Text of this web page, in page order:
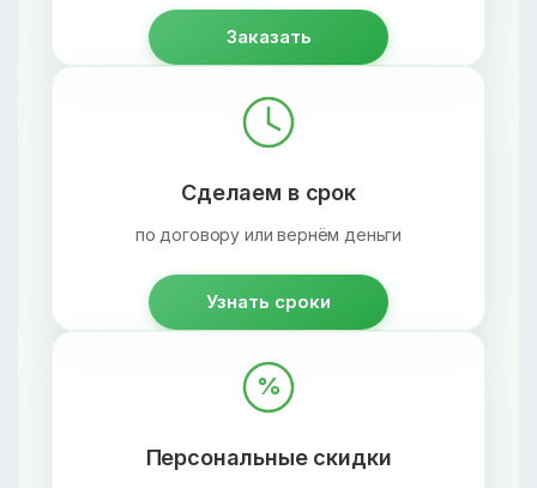
Заказать
Сделаем в срок
по договору или вернём деньги
Узнать сроки
%
Персональные скидки